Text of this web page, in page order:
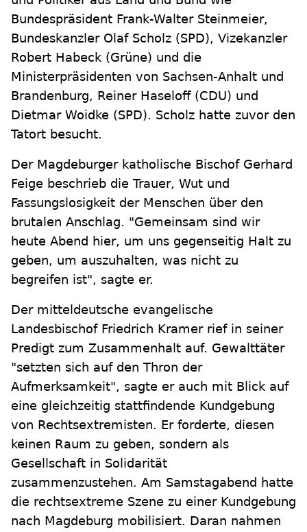
Bundespräsident Frank-Walter Steinmeier,
Bundeskanzler Olaf Scholz (SPD), Vizekanzler
Robert Habeck (Grüne) und die
Ministerpräsidenten von Sachsen-Anhalt und
Brandenburg, Reiner Haseloff (CDU) und
Dietmar Woidke (SPD). Scholz hatte zuvor den
Tatort besucht.
Der Magdeburger katholische Bischof Gerhard
Feige beschrieb die Trauer, Wut und
Fassungslosigkeit der Menschen über den
brutalen Anschlag. "Gemeinsam sind wir
heute Abend hier, um uns gegenseitig Halt zu
geben, um auszuhalten, was nicht zu
begreifen ist", sagte er.
Der mitteldeutsche evangelische
Landesbischof Friedrich Kramer rief in seiner
Predigt zum Zusammenhalt auf. Gewalttäter
"setzten sich auf den Thron der
Aufmerksamkeit", sagte er auch mit Blick auf
eine gleichzeitig stattfindende Kundgebung
von Rechtsextremisten. Er forderte, diesen
keinen Raum zu geben, sondern als
Gesellschaft in Solidarität
zusammenzustehen. Am Samstagabend hatte
die rechtsextreme Szene zu einer Kundgebung
nach Magdeburg mobilisiert. Daran nahmen